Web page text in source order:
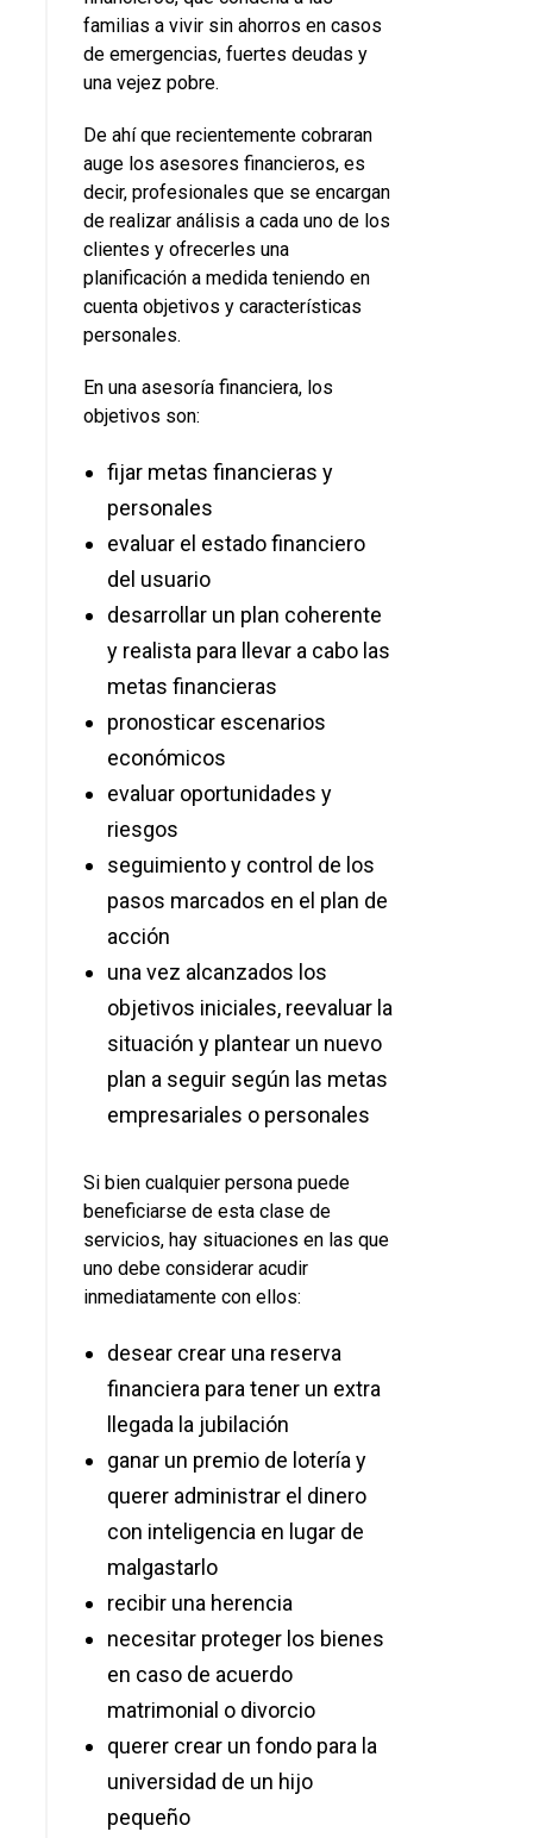
familias a vivir sin ahorros en casos
de emergencias, fuertes deudas y
una vejez pobre.
De ahí que recientemente cobraran
auge los asesores financieros, es
decir, profesionales que se encargan
de realizar análisis a cada uno de los
clientes y ofrecerles una
planificación a medida teniendo en
cuenta objetivos y características
personales.
En una asesoría financiera, los
objetivos son:
fijar metas financieras y
personales
evaluar el estado financiero
del usuario
desarrollar un plan coherente
y realista para llevar a cabo las
metas financieras
pronosticar escenarios
económicos
evaluar oportunidades y
riesgos
seguimiento y control de los
pasos marcados en el plan de
acción
una vez alcanzados los
objetivos iniciales, reevaluar la
situación y plantear un nuevo
plan a seguir según las metas
empresariales o personales
Si bien cualquier persona puede
beneficiarse de esta clase de
servicios, hay situaciones en las que
uno debe considerar acudir
inmediatamente con ellos:
desear crear una reserva
financiera para tener un extra
llegada la jubilación
ganar un premio de lotería y
querer administrar el dinero
con inteligencia en lugar de
malgastarlo
recibir una herencia
necesitar proteger los bienes
en caso de acuerdo
matrimonial o divorcio
querer crear un fondo para la
universidad de un hijo
pequeño